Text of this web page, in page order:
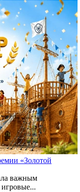
«Золотой
важным